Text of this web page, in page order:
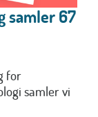
samler 67
for
samler vi